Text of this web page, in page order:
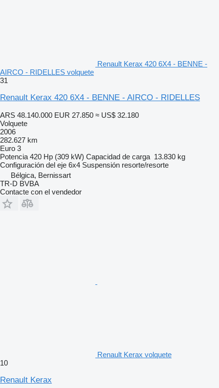
Renault Kerax 420 6X4 - BENNE -
AIRCO - RIDELLES volquete
31
Renault Kerax 420 6X4 - BENNE - AIRCO - RIDELLES
ARS 48.140.000 EUR 27.850 ≈ US$ 32.180
Volquete
2006
282.627 km
Euro 3
Potencia 420 Hp (309 kW) Capacidad de carga 13.830 kg
Configuración del eje 6x4 Suspensión resorte/resorte
Bélgica, Bernissart
TR-D BVBA
Contacte con el vendedor
Renault Kerax volquete
10
Renault Kerax